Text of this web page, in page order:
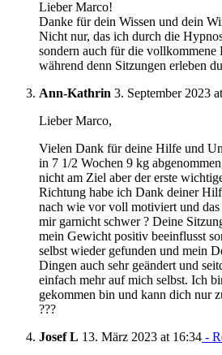
Lieber Marco!
Danke für dein Wissen und dein
Nicht nur, das ich durch die
sondern auch für die vollkommene
während denn Sitzungen erleben
Ann-Kathrin 3. September 2023
Lieber Marco,
Vielen Dank für deine Hilfe und
in 7 1/2 Wochen 9 kg
nicht am Ziel aber der erste
Richtung habe ich Dank deiner
nach wie vor voll motiviert und das
mir garnicht schwer ? Deine
mein Gewicht positiv beeinflusst
selbst wieder gefunden und mein
Dingen auch sehr geändert und
einfach mehr auf mich selbst. Ich
gekommen bin und kann dich nur
???
Josef L 13. März 2023 at 16:34 -